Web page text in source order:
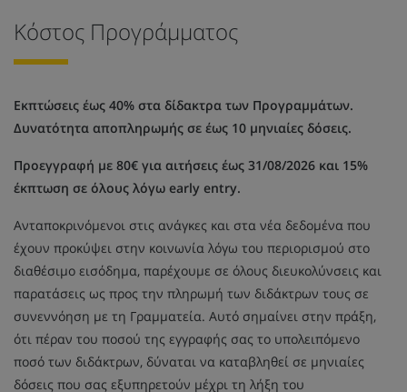
Κόστος Προγράμματος
Εκπτώσεις έως 40% στα δίδακτρα των Προγραμμάτων.
Δυνατότητα αποπληρωμής σε έως 10 μηνιαίες δόσεις.
Προεγγραφή με 80€ για αιτήσεις έως 31/08/2026 και 15%
έκπτωση σε όλους λόγω early entry.
Ανταποκρινόμενοι στις ανάγκες και στα νέα δεδομένα που
έχουν προκύψει στην κοινωνία λόγω του περιορισμού στο
διαθέσιμο εισόδημα, παρέχουμε σε όλους διευκολύνσεις και
παρατάσεις ως προς την πληρωμή των διδάκτρων τους σε
συνεννόηση με τη Γραμματεία. Αυτό σημαίνει στην πράξη,
ότι πέραν του ποσού της εγγραφής σας το υπολειπόμενο
ποσό των διδάκτρων, δύναται να καταβληθεί σε μηνιαίες
δόσεις που σας εξυπηρετούν μέχρι τη λήξη του